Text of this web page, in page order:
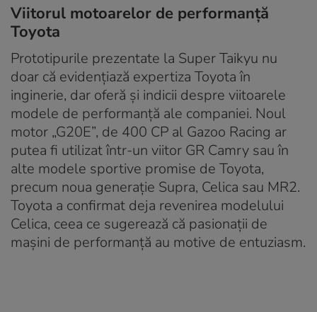
Viitorul motoarelor de performanță
Toyota
Prototipurile prezentate la Super Taikyu nu
doar că evidențiază expertiza Toyota în
inginerie, dar oferă și indicii despre viitoarele
modele de performanță ale companiei. Noul
motor „G20E”, de 400 CP al Gazoo Racing ar
putea fi utilizat într-un viitor GR Camry sau în
alte modele sportive promise de Toyota,
precum noua generație Supra, Celica sau MR2.
Toyota a confirmat deja revenirea modelului
Celica, ceea ce sugerează că pasionații de
mașini de performanță au motive de entuziasm.